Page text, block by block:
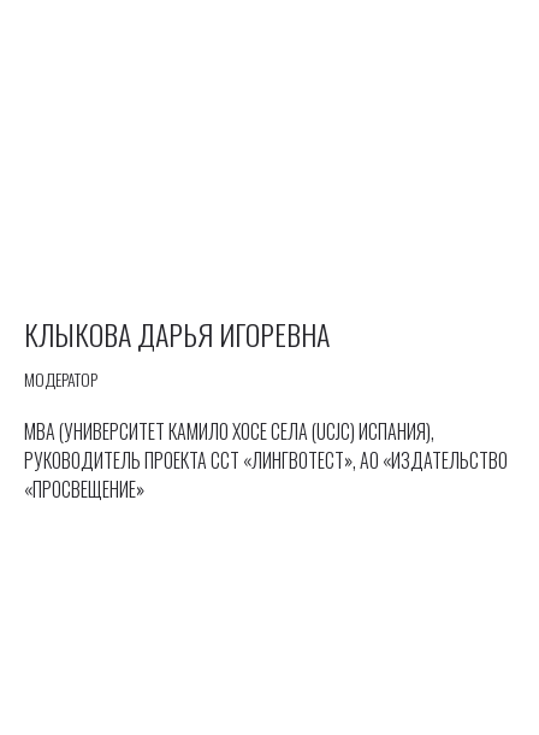
КЛЫКОВА ДАРЬЯ ИГОРЕВНА
МОДЕРАТОР
МВА (УНИВЕРСИТЕТ КАМИЛО ХОСЕ СЕЛА (UCJC) ИСПАНИЯ),
РУКОВОДИТЕЛЬ ПРОЕКТА ССТ «ЛИНГВОТЕСТ», АО «ИЗДАТЕЛЬСТВО
«ПРОСВЕЩЕНИЕ»